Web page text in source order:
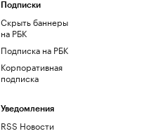
Подписки
Скрыть баннеры
на РБК
Подписка на РБК
Корпоративная
подписка
Уведомления
RSS Новости